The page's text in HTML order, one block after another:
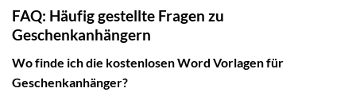
FAQ: Häufig gestellte Fragen zu
Geschenkanhängern
Wo finde ich die kostenlosen Word Vorlagen für
Geschenkanhänger?